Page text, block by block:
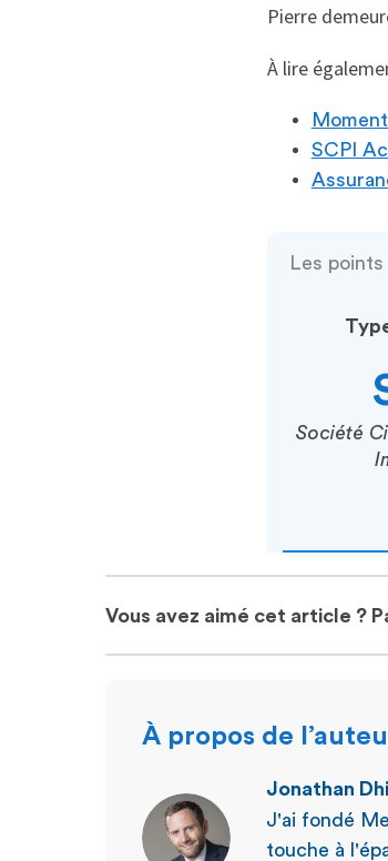
Pierre
À lire
SCPI
Les
Société
Vous avez aimé cet article ?
À propos de
Jonathan
J'ai fondé
touche à